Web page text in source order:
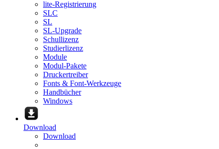
lite-Registrierung
SLC
SL
SL-Upgrade
Schullizenz
Studierlizenz
Module
Modul-Pakete
Druckertreiber
Fonts & Font-Werkzeuge
Handbücher
Windows
Download
Download